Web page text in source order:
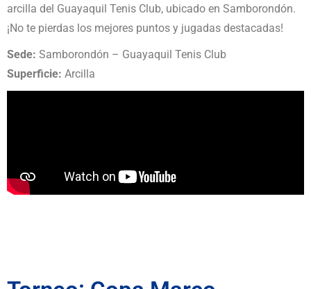
arcilla del Guayaquil Tenis Club, ubicado en Samborondón.
¡No te pierdas los mejores puntos y jugadas destacadas!
Sede: Samborondón – Guayaquil Tenis Club
Superficie: Arcilla